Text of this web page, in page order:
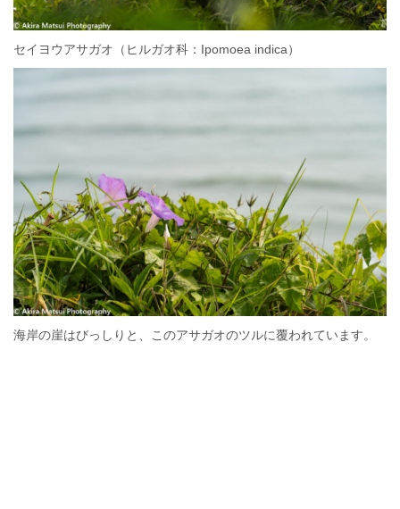
セイヨウアサガオ（ヒルガオ科：Ipomoea indica）
海岸の崖はびっしりと、このアサガオのツルに覆われています。